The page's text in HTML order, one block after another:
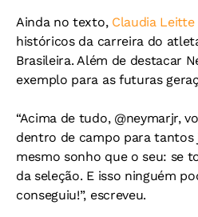
Ainda no texto, Claudia Leitte
históricos da carreira do
Brasileira. Além de destacar
exemplo para as futuras
“Acima de tudo, @neymarjr,
dentro de campo para tantos
mesmo sonho que o seu: se
da seleção. E isso ninguém
conseguiu!”, escreveu.